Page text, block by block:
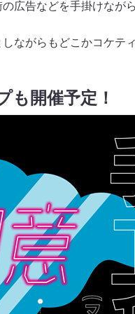
広告などを手掛けなが
ながらもどこかコケテ
も開催予定！